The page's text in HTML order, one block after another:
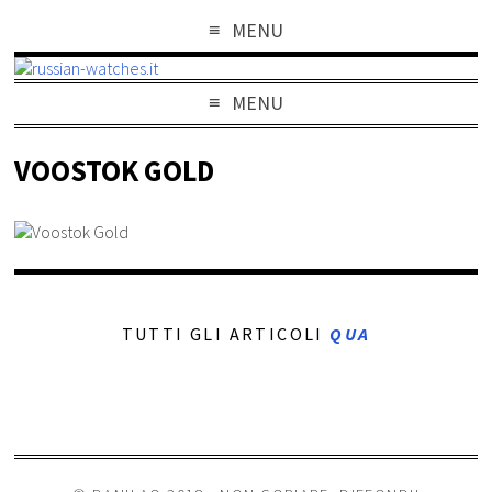
MENU
MENU
VOOSTOK GOLD
TUTTI GLI ARTICOLI QUA